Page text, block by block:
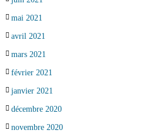
mai 2021
avril 2021
mars 2021
février 2021
janvier 2021
décembre 2020
novembre 2020